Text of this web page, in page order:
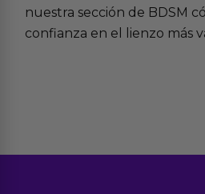
nuestra sección de BDSM
confianza en el lienzo más